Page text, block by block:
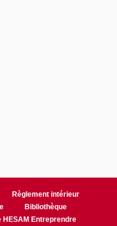
Règlement intérieur
Bibliothèque
HESAM Entreprendre